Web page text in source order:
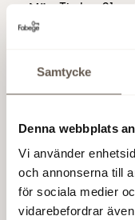
Samtycke
Denna webbplats
Vi använder
och annonserna till
för sociala medier
vidarebefordrar
När:Tisdag 21
Varmt välkomna!
för